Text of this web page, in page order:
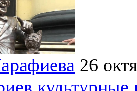
26
культурные